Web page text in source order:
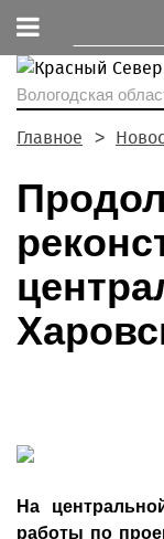
Вологодская
Главное
На
работы по